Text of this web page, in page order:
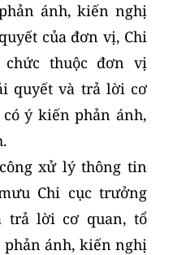
ánh, kiến nghị
của đơn vị, Chi
chức thuộc đơn vị
quyết và trả lời cơ
ý kiến phản ánh,
xử lý thông tin
Chi cục trưởng
trả lời cơ quan, tổ
phản ánh, kiến nghị